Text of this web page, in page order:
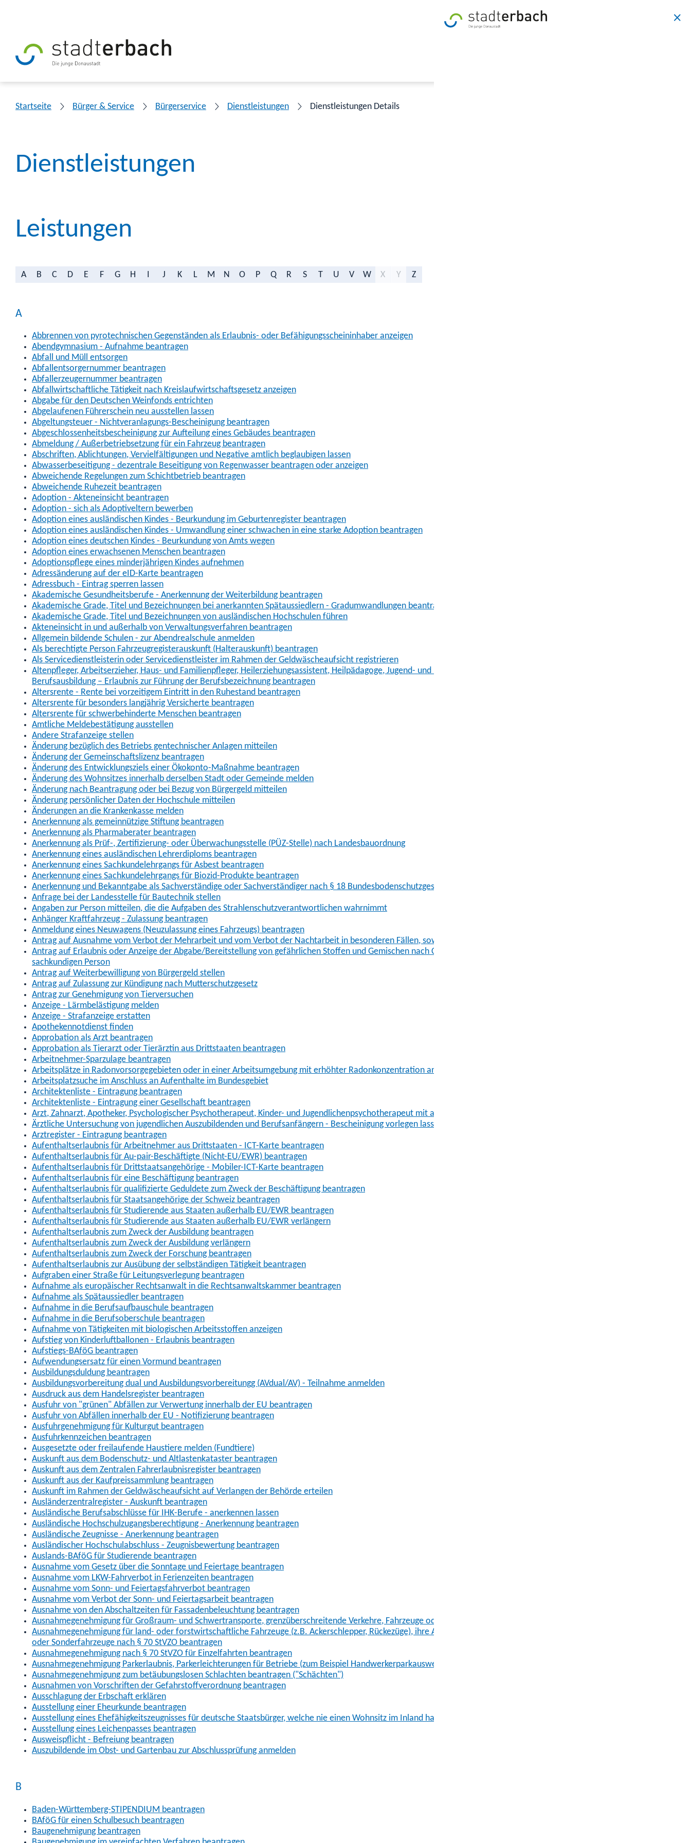
Startseite Bürger & Service Bürgerservice Dienstleistungen Dienstleistungen Details
Dienstleistungen
Leistungen
A B C D E F G H J K L M N O P Q R S T U V W X Y Z
A
Abbrennen von pyrotechnischen Gegenständen als Erlaubnis- oder Befähigungsscheininhaber anzeigen
Abendgymnasium - Aufnahme beantragen
Abfall und Müll entsorgen
Abfallentsorgernummer beantragen
Abfallerzeugernummer beantragen
Abfallwirtschaftliche Tätigkeit nach Kreislaufwirtschaftsgesetz anzeigen
Abgabe für den Deutschen Weinfonds entrichten
Abgelaufenen Führerschein neu ausstellen lassen
Abgeltungsteuer - Nichtveranlagungs-Bescheinigung beantragen
Abgeschlossenheitsbescheinigung zur Aufteilung eines Gebäudes beantragen
Abmeldung / Außerbetriebsetzung für ein Fahrzeug beantragen
Abschriften, Ablichtungen, Vervielfältigungen und Negative amtlich beglaubigen lassen
Abwasserbeseitigung - dezentrale Beseitigung von Regenwasser beantragen oder anzeigen
Abweichende Regelungen zum Schichtbetrieb beantragen
Abweichende Ruhezeit beantragen
Adoption - Akteneinsicht beantragen
Adoption - sich als Adoptiveltern bewerben
Adoption eines ausländischen Kindes - Beurkundung im Geburtenregister beantragen
Adoption eines ausländischen Kindes - Umwandlung einer schwachen in eine starke Adoption beantragen
Adoption eines deutschen Kindes - Beurkundung von Amts wegen
Adoption eines erwachsenen Menschen beantragen
Adoptionspflege eines minderjährigen Kindes aufnehmen
Adressänderung auf der eID-Karte beantragen
Adressbuch - Eintrag sperren lassen
Akademische Gesundheitsberufe - Anerkennung der Weiterbildung beantragen
Akademische Grade, Titel und Bezeichnungen bei anerkannten Spätaussiedlern - Gradumwandlungen beantragen
Akademische Grade, Titel und Bezeichnungen von ausländischen Hochschulen führen
Akteneinsicht in und außerhalb von Verwaltungsverfahren beantragen
Allgemein bildende Schulen - zur Abendrealschule anmelden
Als berechtigte Person Fahrzeugregisterauskunft (Halterauskunft) beantragen
Als Servicedienstleisterin oder Servicedienstleister im Rahmen der Geldwäscheaufsicht registrieren
Altenpfleger, Arbeitserzieher, Haus- und Familienpfleger, Heilerziehungsassistent, Heilpädagoge, Jugend- und Heimerzieher, Sozialarbeiter, Sozialpädagoge mit ausländischer
Berufsausbildung – Erlaubnis zur Führung der Berufsbezeichnung beantragen
Altersrente - Rente bei vorzeitigem Eintritt in den Ruhestand beantragen
Altersrente für besonders langjährig Versicherte beantragen
Altersrente für schwerbehinderte Menschen beantragen
Amtliche Meldebestätigung ausstellen
Andere Strafanzeige stellen
Änderung bezüglich des Betriebs gentechnischer Anlagen mitteilen
Änderung der Gemeinschaftslizenz beantragen
Änderung des Entwicklungsziels einer Ökokonto-Maßnahme beantragen
Änderung des Wohnsitzes innerhalb derselben Stadt oder Gemeinde melden
Änderung nach Beantragung oder bei Bezug von Bürgergeld mitteilen
Änderung persönlicher Daten der Hochschule mitteilen
Änderungen an die Krankenkasse melden
Anerkennung als gemeinnützige Stiftung beantragen
Anerkennung als Pharmaberater beantragen
Anerkennung als Prüf-, Zertifizierung- oder Überwachungsstelle (PÜZ-Stelle) nach Landesbauordnung
Anerkennung eines ausländischen Lehrerdiploms beantragen
Anerkennung eines Sachkundelehrgangs für Asbest beantragen
Anerkennung eines Sachkundelehrgangs für Biozid-Produkte beantragen
Anerkennung und Bekanntgabe als Sachverständige oder Sachverständiger nach § 18 Bundesbodenschutzgesetz
Anfrage bei der Landesstelle für Bautechnik stellen
Angaben zur Person mitteilen, die die Aufgaben des Strahlenschutzverantwortlichen wahrnimmt
Anhänger Kraftfahrzeug - Zulassung beantragen
Anmeldung eines Neuwagens (Neuzulassung eines Fahrzeugs) beantragen
Antrag auf Ausnahme vom Verbot der Mehrarbeit und vom Verbot der Nachtarbeit in besonderen Fällen, sowie der Art der Arbeit und dem Arbeitstempo
Antrag auf Erlaubnis oder Anzeige der Abgabe/Bereitstellung von gefährlichen Stoffen und Gemischen nach ChemVerbotsV sowie Änderungsanzeigen bei Wechsel der
sachkundigen Person
Antrag auf Weiterbewilligung von Bürgergeld stellen
Antrag auf Zulassung zur Kündigung nach Mutterschutzgesetz
Antrag zur Genehmigung von Tierversuchen
Anzeige - Lärmbelästigung melden
Anzeige - Strafanzeige erstatten
Apothekennotdienst finden
Approbation als Arzt beantragen
Approbation als Tierarzt oder Tierärztin aus Drittstaaten beantragen
Arbeitnehmer-Sparzulage beantragen
Arbeitsplätze in Radonvorsorgegebieten oder in einer Arbeitsumgebung mit erhöhter Radonkonzentration anmelden
Arbeitsplatzsuche im Anschluss an Aufenthalte im Bundesgebiet
Architektenliste - Eintragung beantragen
Architektenliste - Eintragung einer Gesellschaft beantragen
Arzt, Zahnarzt, Apotheker, Psychologischer Psychotherapeut, Kinder- und Jugendlichenpsychotherapeut mit ausländischer Berufsausbildung – Approbation beantragen
Ärztliche Untersuchung von jugendlichen Auszubildenden und Berufsanfängern - Bescheinigung vorlegen lassen
Arztregister - Eintragung beantragen
Aufenthaltserlaubnis für Arbeitnehmer aus Drittstaaten - ICT-Karte beantragen
Aufenthaltserlaubnis für Au-pair-Beschäftigte (Nicht-EU/EWR) beantragen
Aufenthaltserlaubnis für Drittstaatsangehörige - Mobiler-ICT-Karte beantragen
Aufenthaltserlaubnis für eine Beschäftigung beantragen
Aufenthaltserlaubnis für qualifizierte Geduldete zum Zweck der Beschäftigung beantragen
Aufenthaltserlaubnis für Staatsangehörige der Schweiz beantragen
Aufenthaltserlaubnis für Studierende aus Staaten außerhalb EU/EWR beantragen
Aufenthaltserlaubnis für Studierende aus Staaten außerhalb EU/EWR verlängern
Aufenthaltserlaubnis zum Zweck der Ausbildung beantragen
Aufenthaltserlaubnis zum Zweck der Ausbildung verlängern
Aufenthaltserlaubnis zum Zweck der Forschung beantragen
Aufenthaltserlaubnis zur Ausübung der selbständigen Tätigkeit beantragen
Aufgraben einer Straße für Leitungsverlegung beantragen
Aufnahme als europäischer Rechtsanwalt in die Rechtsanwaltskammer beantragen
Aufnahme als Spätaussiedler beantragen
Aufnahme in die Berufsaufbauschule beantragen
Aufnahme in die Berufsoberschule beantragen
Aufnahme von Tätigkeiten mit biologischen Arbeitsstoffen anzeigen
Aufstieg von Kinderluftballonen - Erlaubnis beantragen
Aufstiegs-BAföG beantragen
Aufwendungsersatz für einen Vormund beantragen
Ausbildungsduldung beantragen
Ausbildungsvorbereitung dual und Ausbildungsvorbereitungg (AVdual/AV) - Teilnahme anmelden
Ausdruck aus dem Handelsregister beantragen
Ausfuhr von "grünen" Abfällen zur Verwertung innerhalb der EU beantragen
Ausfuhr von Abfällen innerhalb der EU - Notifizierung beantragen
Ausfuhrgenehmigung für Kulturgut beantragen
Ausfuhrkennzeichen beantragen
Ausgesetzte oder freilaufende Haustiere melden (Fundtiere)
Auskunft aus dem Bodenschutz- und Altlastenkataster beantragen
Auskunft aus dem Zentralen Fahrerlaubnisregister beantragen
Auskunft aus der Kaufpreissammlung beantragen
Auskunft im Rahmen der Geldwäscheaufsicht auf Verlangen der Behörde erteilen
Ausländerzentralregister - Auskunft beantragen
Ausländische Berufsabschlüsse für IHK-Berufe - anerkennen lassen
Ausländische Hochschulzugangsberechtigung - Anerkennung beantragen
Ausländische Zeugnisse - Anerkennung beantragen
Ausländischer Hochschulabschluss - Zeugnisbewertung beantragen
Auslands-BAföG für Studierende beantragen
Ausnahme vom Gesetz über die Sonntage und Feiertage beantragen
Ausnahme vom LKW-Fahrverbot in Ferienzeiten beantragen
Ausnahme vom Sonn- und Feiertagsfahrverbot beantragen
Ausnahme vom Verbot der Sonn- und Feiertagsarbeit beantragen
Ausnahme von den Abschaltzeiten für Fassadenbeleuchtung beantragen
Ausnahmegenehmigung für Großraum- und Schwertransporte, grenzüberschreitende Verkehre, Fahrzeuge oder Fahrzeugkombinationen nach § 70 StVZO beantragen
Ausnahmegenehmigung für land- oder forstwirtschaftliche Fahrzeuge (z.B. Ackerschlepper, Rückezüge), ihre Anhänger, Arbeitsmaschinen (z.B. Gabelstapler, Mähdrescher)
oder Sonderfahrzeuge nach § 70 StVZO beantragen
Ausnahmegenehmigung nach § 70 StVZO für Einzelfahrten beantragen
Ausnahmegenehmigung Parkerlaubnis, Parkerleichterungen für Betriebe (zum Beispiel Handwerkerparkausweis)
Ausnahmegenehmigung zum betäubungslosen Schlachten beantragen ("Schächten")
Ausnahmen von Vorschriften der Gefahrstoffverordnung beantragen
Ausschlagung der Erbschaft erklären
Ausstellung einer Eheurkunde beantragen
Ausstellung eines Ehefähigkeitszeugnisses für deutsche Staatsbürger, welche nie einen Wohnsitz im Inland hatten
Ausstellung eines Leichenpasses beantragen
Ausweispflicht - Befreiung beantragen
Auszubildende im Obst- und Gartenbau zur Abschlussprüfung anmelden
B
Baden-Württemberg-STIPENDIUM beantragen
BAföG für einen Schulbesuch beantragen
Baugenehmigung beantragen